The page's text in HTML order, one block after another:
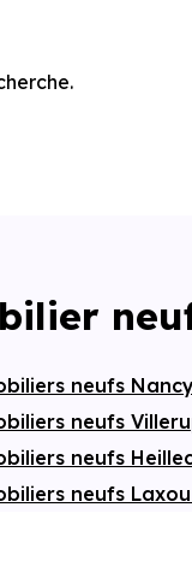
neufs Nancy
neufs
neufs
neufs Laxou